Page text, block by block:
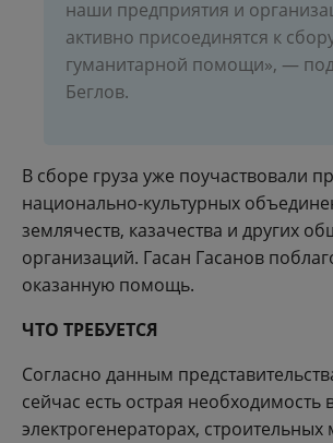
наши предприятия и
активно присоединятся к
гуманитарной помощи», —
Беглов.
В сборе груза уже поучаствовали
национально-культурных
землячеств, казачества и других
организаций. Гасан Гасанов
оказанную помощь.
ЧТО ТРЕБУЕТСЯ
Согласно данным
сейчас есть острая необходимость
электрогенераторах, строительных